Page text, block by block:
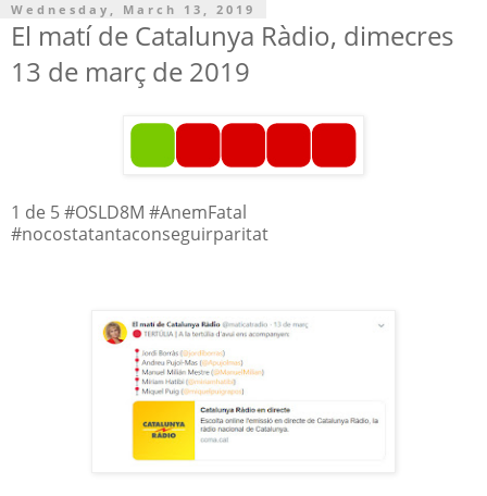
Wednesday, March 13, 2019
El matí de Catalunya Ràdio, dimecres
13 de març de 2019
1 de 5 #OSLD8M #AnemFatal
#nocostatantaconseguirparitat